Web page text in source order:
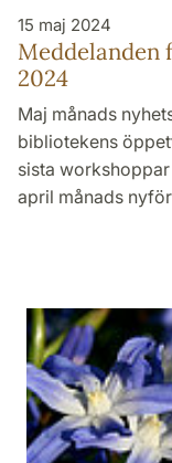
15 maj 2024
Meddelanden
2024
Maj månads
bibliotekens
sista
april månads